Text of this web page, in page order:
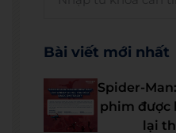
Bài viết mới nhất
Spider-
phim được
lại